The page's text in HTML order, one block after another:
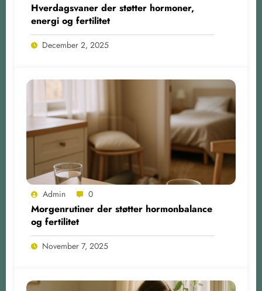
Hverdagsvaner der støtter hormoner,
energi og fertilitet
December 2, 2025
Admin 0
Morgenrutiner der støtter hormonbalance
og fertilitet
November 7, 2025